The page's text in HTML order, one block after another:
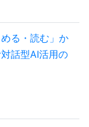
る・読む」か
話型AI活用の